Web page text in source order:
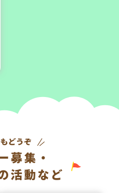
募集・
活動など